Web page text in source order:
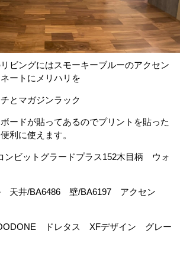
ビングにはスモーキーブルーのアクセン
ートにメリハリを
とマガジンラック
ードが貼ってあるのでプリントを貼った
利に使えます。
ビットグラードプラス152木目柄 ウォ
天井/BA6486 壁/BA6197 アクセン
ドレタス XFデザイン グレー